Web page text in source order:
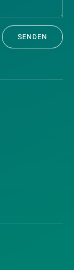
SENDEN